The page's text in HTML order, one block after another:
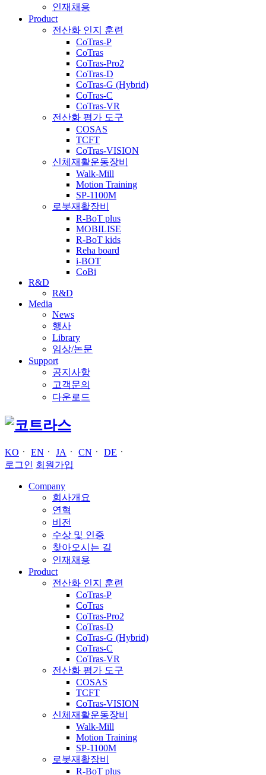
인재채용
Product
전산화 인지 훈련
CoTras-P
CoTras
CoTras-Pro2
CoTras-D
CoTras-G (Hybrid)
CoTras-C
CoTras-VR
전산화 평가 도구
COSAS
TCFT
CoTras-VISION
신체재활운동장비
Walk-Mill
Motion Training
SP-1100M
로봇재활장비
R-BoT plus
MOBILISE
R-BoT kids
Reha board
i-BOT
CoBi
R&D
R&D
Media
News
행사
Library
임상/논문
Support
공지사항
고객문의
다운로드
KO ㆍ EN ㆍ JA ㆍ CN ㆍ DE ㆍ
로그인 회원가입
Company
회사개요
연혁
비전
수상 및 인증
찾아오시는 길
인재채용
Product
전산화 인지 훈련
CoTras-P
CoTras
CoTras-Pro2
CoTras-D
CoTras-G (Hybrid)
CoTras-C
CoTras-VR
전산화 평가 도구
COSAS
TCFT
CoTras-VISION
신체재활운동장비
Walk-Mill
Motion Training
SP-1100M
로봇재활장비
R-BoT plus